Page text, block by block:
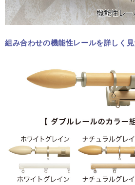
組み合わせの機能性レールを詳しく